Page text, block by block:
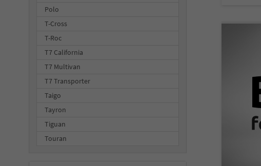
Polo
T-Cross
T-Roc
T7 California
T7 Multivan
T7 Transporter
Taigo
Tayron
Tiguan
Touran